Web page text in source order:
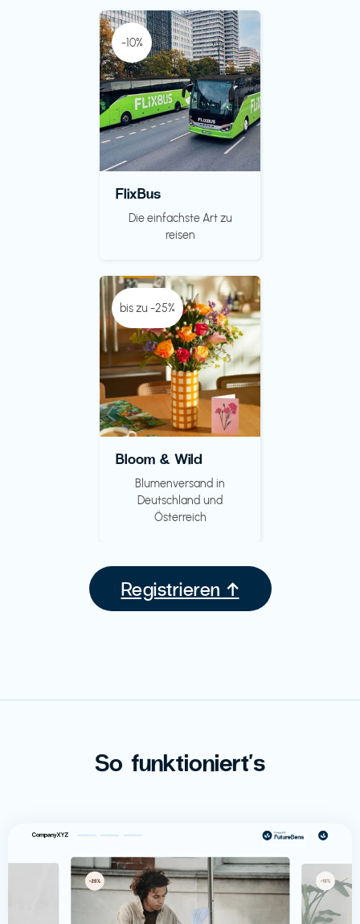
-10%
FlixBus
Die einfachste Art zu
reisen
bis zu -25%
Bloom & Wild
Blumenversand in
Deutschland und
Österreich
Registrieren ↑
So funktioniert's